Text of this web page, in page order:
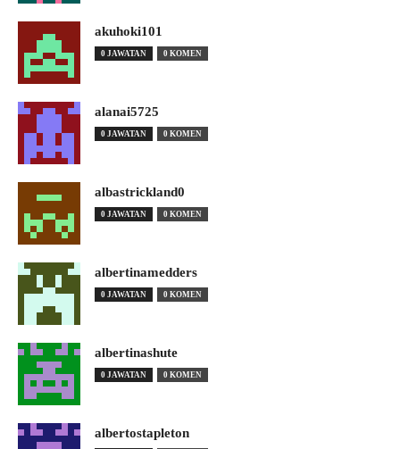
akuhoki101
0 JAWATAN 0 KOMEN
alanai5725
0 JAWATAN 0 KOMEN
albastrickland0
0 JAWATAN 0 KOMEN
albertinamedders
0 JAWATAN 0 KOMEN
albertinashute
0 JAWATAN 0 KOMEN
albertostapleton